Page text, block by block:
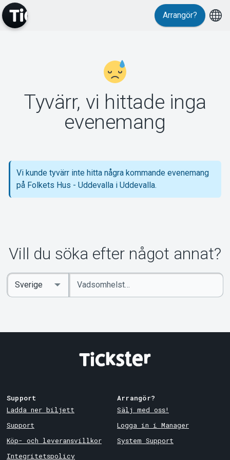
Support
Om Tickster
Arrangör?
Tyvärr, vi hittade inga
evenemang
Vi kunde tyvärr inte hitta några kommande evenemang
på Folkets Hus - Uddevalla i Uddevalla.
Vill du söka efter något annat?
Ange
sökord
Select
Country
Support
Ladda ner biljett
Support
Köp- och leveransvillkor
Integritetspolicy
Arrangör?
Sälj med oss!
Logga in i Manager
System Support